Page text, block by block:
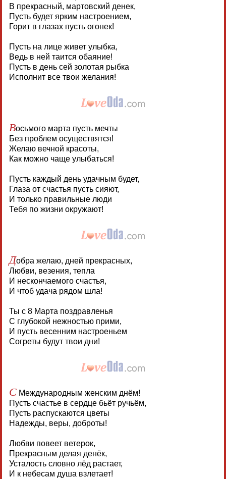
В прекрасный, мартовский денек,
Пусть будет ярким настроением,
Горит в глазах пусть огонек!
Пусть на лице живет улыбка,
Ведь в ней таится обаяние!
Пусть в день сей золотая рыбка
Исполнит все твои желания!
Восьмого марта пусть мечты
Без проблем осуществятся!
Желаю вечной красоты,
Как можно чаще улыбаться!
Пусть каждый день удачным будет,
Глаза от счастья пусть сияют,
И только правильные люди
Тебя по жизни окружают!
Добра желаю, дней прекрасных,
Любви, везения, тепла
И нескончаемого счастья,
И чтоб удача рядом шла!
Ты с 8 Марта поздравленья
С глубокой нежностью прими,
И пусть весенним настроеньем
Согреты будут твои дни!
СМеждународным женским днём!
Пусть счастье в сердце бьёт ручьём,
Пусть распускаются цветы
Надежды, веры, доброты!
Любви повеет ветерок,
Прекрасным делая денёк,
Усталость словно лёд растает,
И к небесам душа взлетает!